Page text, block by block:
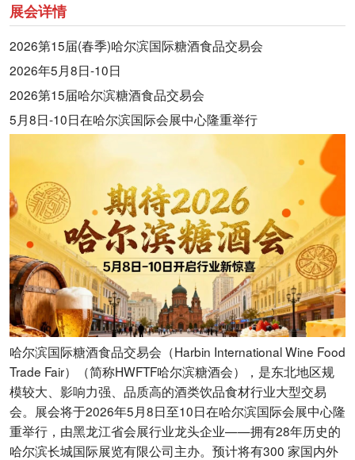
展会详情
2026第15届(春季)哈尔滨国际糖酒食品交易会
2026年5月8日-10日
2026第15届哈尔滨糖酒食品交易会
5月8日-10日在哈尔滨国际会展中心隆重举行
哈尔滨国际糖酒食品交易会（Harbin International Wine Food
Trade Fair）（简称HWFTF哈尔滨糖酒会），是东北地区规
模较大、影响力强、品质高的酒类饮品食材行业大型交易
会。展会将于2026年5月8日至10日在哈尔滨国际会展中心隆
重举行，由黑龙江省会展行业龙头企业——拥有28年历史的
哈尔滨长城国际展览有限公司主办。预计将有300 家国内外